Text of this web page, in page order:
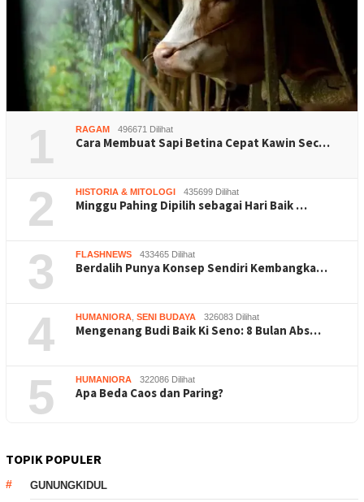
1 RAGAM 496671 Dilihat
Cara Membuat Sapi Betina Cepat Kawin Sec…
2 HISTORIA & MITOLOGI 435699 Dilihat
Minggu Pahing Dipilih sebagai Hari Baik …
3 FLASHNEWS 433465 Dilihat
Berdalih Punya Konsep Sendiri Kembangka…
4 HUMANIORA SENI BUDAYA 326083 Dilihat
Mengenang Budi Baik Ki Seno: 8 Bulan Abs…
5 HUMANIORA 322086 Dilihat
Apa Beda Caos dan Paring?
TOPIK POPULER
GUNUNGKIDUL